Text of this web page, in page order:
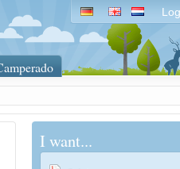
I want...